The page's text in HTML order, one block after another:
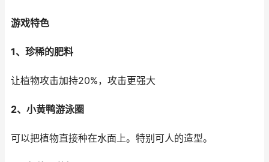
游戏特色
1、珍稀的肥料
让植物攻击加持20%，攻击更强大
2、小黄鸭游泳圈
可以把植物直接种在水面上。特别可人的造型。